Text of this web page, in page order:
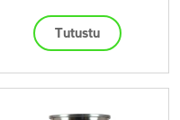
Tutustu